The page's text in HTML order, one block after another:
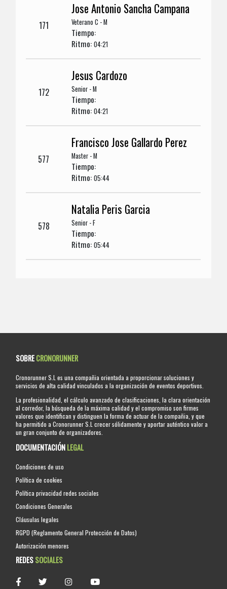
171
Jose Antonio Sancha Campana
Veterano C - M
Tiempo:
Ritmo:04:21
172
Jesus Cardozo
Senior - M
Tiempo:
Ritmo:04:21
577
Francisco Jose Gallardo Perez
Master - M
Tiempo:
Ritmo:05:44
578
Natalia Peris Garcia
Senior - F
Tiempo:
Ritmo:05:44
SOBRECRONORUNNER
Cronorunner S.L es una compañia orientada a proporcionar soluciones y
servicios de alta calidad vinculados a la organización de eventos deportivos.
La profesionalidad, el cálculo avanzado de clasificaciones, la clara orientación
al corredor, la búsqueda de la máxima calidad y el compromiso son firmes
valores que identifican y distinguen la forma de actuar de la compañia, y que
ha permitido a Cronorunner S.L crecer sólidamente y aportar auténtico valor a
un gran conjunto de organizadores.
DOCUMENTACIÓNLEGAL
Condiciones de uso
Política de cookies
Política privacidad redes sociales
Condiciones Generales
Cláusulas legales
RGPD (Reglamento General Protección de Datos)
Autorización menores
REDESSOCIALES